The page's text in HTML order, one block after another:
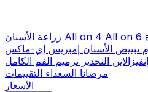
All on 4 All on 6
تبييض الأسنان إمبريس إي-ماكس
إنفيزالاين التخدير ترميم الفم الكامل
مرضانا السعداء التقييمات
الأسعار